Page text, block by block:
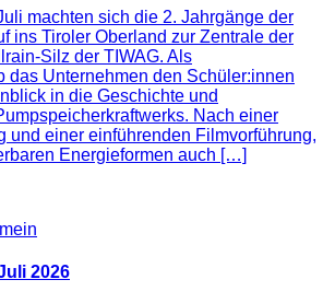
machten sich die 2. Jahrgänge der
ins Tiroler Oberland zur Zentrale der
Silz der TIWAG. Als
das Unternehmen den Schüler:innen
in die Geschichte und
Nach einer
und einer einführenden Filmvorführung,
Energieformen auch […]
2026